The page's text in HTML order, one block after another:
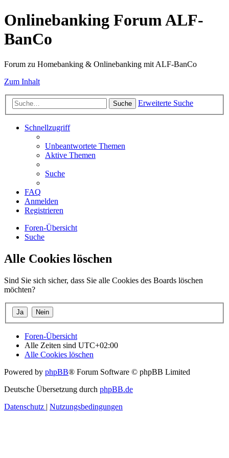
Onlinebanking Forum ALF-
BanCo
Forum zu Homebanking & Onlinebanking mit ALF-BanCo
Zum Inhalt
Suche Erweiterte Suche
Schnellzugriff
Unbeantwortete Themen
Aktive Themen
Suche
FAQ
Anmelden
Registrieren
Foren-Übersicht
Suche
Alle Cookies löschen
Sind Sie sich sicher, dass Sie alle Cookies des Boards löschen
möchten?
Foren-Übersicht
Alle Zeiten sind UTC+02:00
Alle Cookies löschen
Powered by phpBB® Forum Software © phpBB Limited
Deutsche Übersetzung durch phpBB.de
Datenschutz | Nutzungsbedingungen